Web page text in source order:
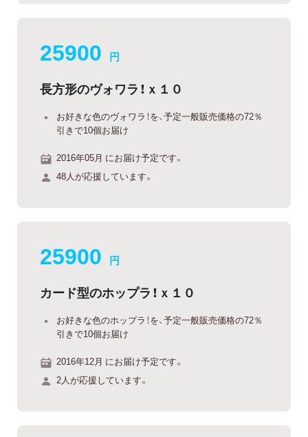
25900 円
長方形のヴォワラ！ｘ１０
お好きな色のヴォワラ！を、予定一般販売価格の72％
引きで10個お届け
2016年05月 にお届け予定です。
48人が応援しています。
25900 円
カード型のホップラ！ｘ１０
お好きな色のホップラ！を、予定一般販売価格の72％
引きで10個お届け
2016年12月 にお届け予定です。
2人が応援しています。